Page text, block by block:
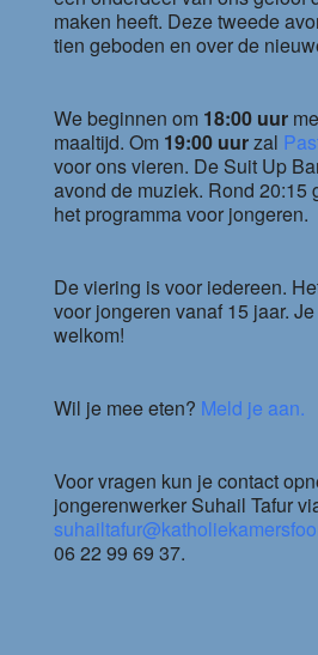
maken heeft. Deze tweede
tien geboden en over de
We beginnen om 18:00 uur
maaltijd. Om 19:00 uurzal
voor ons vieren. De Suit Up
avond de muziek. Rond 20:15
het programma voor jongeren.
De viering is voor iedereen.
voor jongeren vanaf 15 jaar.
welkom!
Wil je mee eten? Meld je aan.
Voor vragen kun je contact
jongerenwerker Suhail Tafur
06 22 99 69 37.